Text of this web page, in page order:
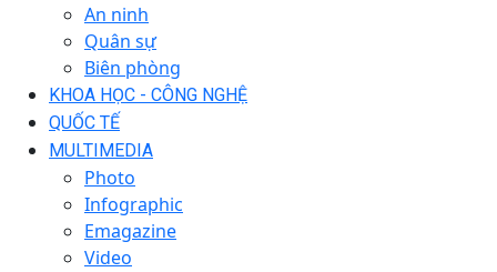
An ninh
Quân sự
Biên phòng
KHOA HỌC - CÔNG NGHỆ
QUỐC TẾ
MULTIMEDIA
Photo
Infographic
Emagazine
Video